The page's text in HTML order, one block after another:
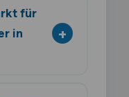
für
in